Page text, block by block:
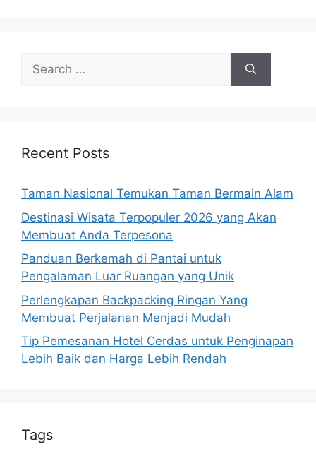
Search
for:
Recent Posts
Taman Nasional Temukan Taman Bermain Alam
Destinasi Wisata Terpopuler 2026 yang Akan
Membuat Anda Terpesona
Panduan Berkemah di Pantai untuk
Pengalaman Luar Ruangan yang Unik
Perlengkapan Backpacking Ringan Yang
Membuat Perjalanan Menjadi Mudah
Tip Pemesanan Hotel Cerdas untuk Penginapan
Lebih Baik dan Harga Lebih Rendah
Tags